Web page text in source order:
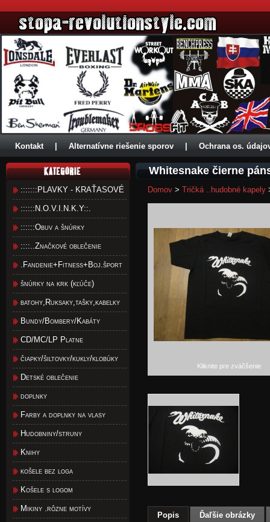
Kontakt Alternatívne riešenie sporov Ochrana os.
:::::::PLAVKY - KRAŤASOVÉ
::::::N.O.V.I.N.K.Y::.
::::::Obuv a šnúrky
::::..Značkové oblečenie
.Fandenie+Fitness+Boj.šport
šnúrky na krk (kľúče)
batohy,Ruksaky,tašky,kabelky
Bundy/Bombery/Kabáty
CD/MC/LP Platne
čiapky/šiltovky/kukly/klobúky
Detské oblečenie
doplnky
Farby a doplnky na vlasy
Hudobniny/struny
Knihy
košele bez loga
Košele s logom
Mikiny .rôzne motívy
Whitesnake čierne
Domov > Tričká ..hudobné kapely
Kliknite pre zväčšenie
Popis Ďaľšie obrázky